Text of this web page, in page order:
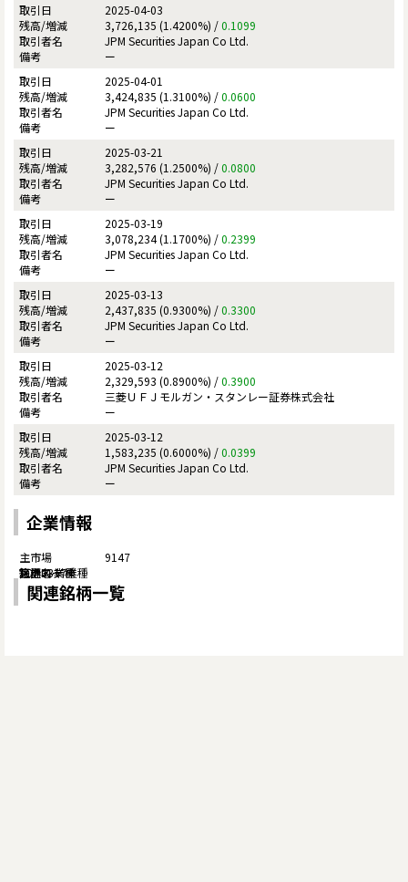
2025-04-03
3,726,135 (1.4200%) /0.1099
JPM Securities Japan Co Ltd.
ー
2025-04-01
3,424,835 (1.3100%) /0.0600
JPM Securities Japan Co Ltd.
ー
2025-03-21
3,282,576 (1.2500%) /0.0800
JPM Securities Japan Co Ltd.
ー
2025-03-19
3,078,234 (1.1700%) /0.2399
JPM Securities Japan Co Ltd.
ー
2025-03-13
2,437,835 (0.9300%) /0.3300
JPM Securities Japan Co Ltd.
ー
2025-03-12
2,329,593 (0.8900%) /0.3900
三菱ＵＦＪモルガン・スタンレー証券株式会社
ー
2025-03-12
1,583,235 (0.6000%) /0.0399
JPM Securities Japan Co Ltd.
ー
企業情報
9147
関連銘柄一覧